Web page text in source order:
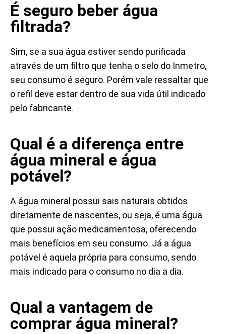
É seguro beber água
filtrada?
Sim, se a sua água estiver sendo purificada
através de um filtro que tenha o selo do Inmetro,
seu consumo é seguro. Porém vale ressaltar que
o refil deve estar dentro de sua vida útil indicado
pelo fabricante.
Qual é a diferença entre
água mineral e água
potável?
A água mineral possui sais naturais obtidos
diretamente de nascentes, ou seja, é uma água
que possui ação medicamentosa, oferecendo
mais benefícios em seu consumo. Já a água
potável é aquela própria para consumo, sendo
mais indicado para o consumo no dia a dia.
Qual a vantagem de
comprar água mineral?